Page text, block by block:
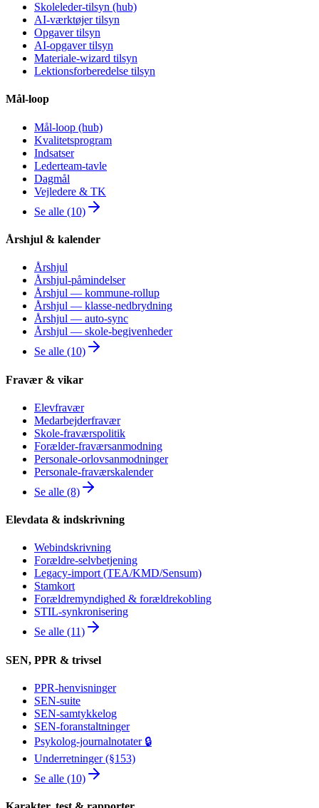
Skoleleder-tilsyn (hub)
AI-værktøjer tilsyn
Opgaver tilsyn
AI-opgaver tilsyn
Materiale-wizard tilsyn
Lektionsforberedelse tilsyn
Mål-loop
Mål-loop (hub)
Kvalitetsprogram
Indsatser
Lederteam-tavle
Dagmål
Vejledere & TK
Se alle (10)
Årshjul & kalender
Årshjul
Årshjul-påmindelser
Årshjul — kommune-rollup
Årshjul — klasse-nedbrydning
Årshjul — auto-sync
Årshjul — skole-begivenheder
Se alle (10)
Fravær & vikar
Elevfravær
Medarbejderfravær
Skole-fraværspolitik
Forælder-fraværsanmodning
Personale-orlovsanmodninger
Personale-fraværskalender
Se alle (8)
Elevdata & indskrivning
Webindskrivning
Forældre-selvbetjening
Legacy-import (TEA/KMD/Sensum)
Stamkort
Forældremyndighed & forældrekobling
STIL-synkronisering
Se alle (11)
SEN, PPR & trivsel
PPR-henvisninger
SEN-suite
SEN-samtykkelog
SEN-foranstaltninger
Psykolog-journalnotater 🔒
Underretninger (§153)
Se alle (10)